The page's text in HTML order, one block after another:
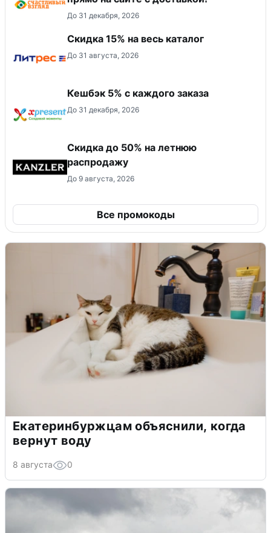
До 31 декабря, 2026
Скидка 15% на весь каталог
До 31 августа, 2026
Кешбэк 5% с каждого заказа
До 31 декабря, 2026
Скидка до 50% на летнюю
распродажу
До 9 августа, 2026
Все промокоды
Екатеринбуржцам объяснили, когда
вернут воду
8 августа 0